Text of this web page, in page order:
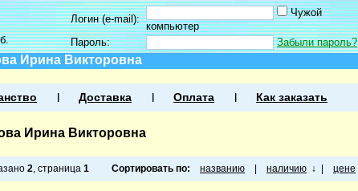
Логин (e-mail):
Чужой
компьютер
Пароль:
Забыли пароль?
Ирина Викторовна
Доставка Оплата Как заказать
Ирина Викторовна
2, страница 1 Сортировать по: названию наличию ↓ цене